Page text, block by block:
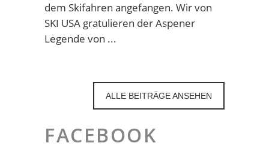
dem Skifahren angefangen. Wir von
SKI USA gratulieren der Aspener
Legende von
ALLE BEITRÄGE ANSEHEN
FACEBOOK